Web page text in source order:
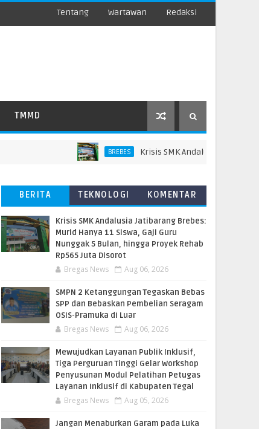
Tentang Wartawan Redaksi
TMMD
BREBES Krisis SMK Andalusia Jatibarang
BERITA
TERBARU
TEKNOLOGI
KOMENTAR
Krisis SMK Andalusia Jatibarang Brebes:
Murid Hanya 11 Siswa, Gaji Guru
Nunggak 5 Bulan, hingga Proyek Rehab
Rp565 Juta Disorot
Bregas News Aug 06, 2026
SMPN 2 Ketanggungan Tegaskan Bebas
SPP dan Bebaskan Pembelian Seragam
OSIS-Pramuka di Luar
Bregas News Aug 06, 2026
​Mewujudkan Layanan Publik Inklusif,
Tiga Perguruan Tinggi Gelar Workshop
Penyusunan Modul Pelatihan Petugas
Layanan Inklusif di Kabupaten Tegal
Bregas News Aug 05, 2026
Jangan Menaburkan Garam pada Luka